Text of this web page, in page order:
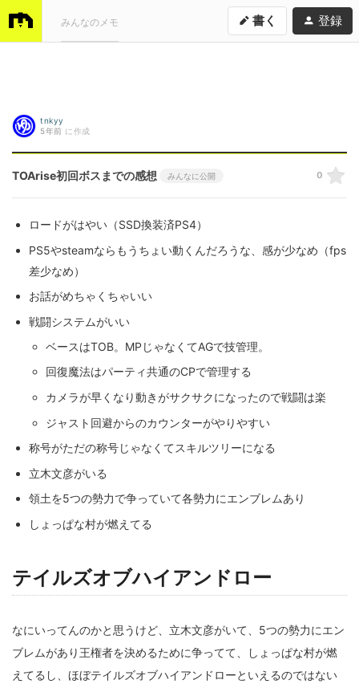
みんなのメモ 書く 登録
tnkyy
5年前 に作成
0
TOArise初回ボスまでの感想 みんなに公開
ロードがはやい（SSD換装済PS4）
PS5やsteamならもうちょい動くんだろうな、感が少なめ（fps
差少なめ）
お話がめちゃくちゃいい
戦闘システムがいい
ベースはTOB。MPじゃなくてAGで技管理。
回復魔法はパーティ共通のCPで管理する
カメラが早くなり動きがサクサクになったので戦闘は楽
ジャスト回避からのカウンターがやりやすい
称号がただの称号じゃなくてスキルツリーになる
立木文彦がいる
領土を5つの勢力で争っていて各勢力にエンブレムあり
しょっぱな村が燃えてる
テイルズオブハイアンドロー
なにいってんのかと思うけど、立木文彦がいて、5つの勢力にエン
ブレムがあり王権者を決めるために争ってて、しょっぱな村が燃
えてるし、ほぼテイルズオブハイアンドローといえるのではない